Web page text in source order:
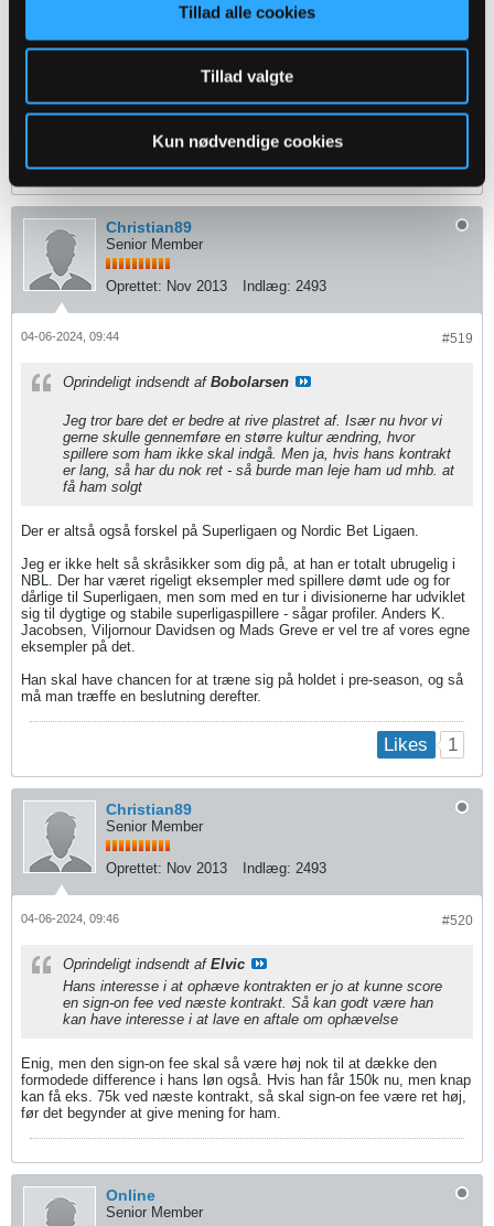
Tillad alle cookies
Tillad valgte
Kun nødvendige cookies
Hans interesse i at ophæve kontrakten er jo at kunne score en sign-on
lave en aftale om ophævelse
Christian89
Senior Member
Oprettet: Nov 2013 Indlæg: 2493
#519
04-06-2024, 09:44
Oprindeligt indsendt af Bobolarsen
Jeg tror bare det er bedre at rive plastret af. Især nu hvor vi
gerne skulle gennemføre en større kultur ændring, hvor
spillere som ham ikke skal indgå. Men ja, hvis hans kontrakt
er lang, så har du nok ret - så burde man leje ham ud mhb. at
få ham solgt
Der er altså også forskel på Superligaen og Nordic Bet Ligaen.
Jeg er ikke helt så skråsikker som dig på, at han er totalt ubrugelig i
NBL. Der har været rigeligt eksempler med spillere dømt ude og for
dårlige til Superligaen, men som med en tur i divisionerne har udviklet
sig til dygtige og stabile superligaspillere - sågar profiler. Anders K.
Jacobsen, Viljornour Davidsen og Mads Greve er vel tre af vores egne
eksempler på det.
Han skal have chancen for at træne sig på holdet i pre-season, og så
må man træffe en beslutning derefter.
Likes 1
Christian89
Senior Member
Oprettet: Nov 2013 Indlæg: 2493
#520
04-06-2024, 09:46
Oprindeligt indsendt af Elvic
Hans interesse i at ophæve kontrakten er jo at kunne score
en sign-on fee ved næste kontrakt. Så kan godt være han
kan have interesse i at lave en aftale om ophævelse
Enig, men den sign-on fee skal så være høj nok til at dække den
formodede difference i hans løn også. Hvis han får 150k nu, men knap
kan få eks. 75k ved næste kontrakt, så skal sign-on fee være ret høj,
før det begynder at give mening for ham.
Online
Senior Member